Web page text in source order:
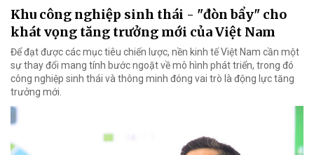
Khu công nghiệp sinh thái - "đòn bẩy" cho
khát vọng tăng trưởng mới của Việt Nam
Để đạt được các mục tiêu chiến lược, nền kinh tế Việt Nam cần một
sự thay đổi mang tính bước ngoặt về mô hình phát triển, trong đó
công nghiệp sinh thái và thông minh đóng vai trò là động lực tăng
trưởng mới.